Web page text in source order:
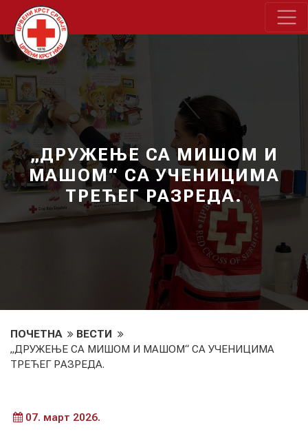
„ДРУЖЕЊЕ СА МИШОМ И
МАШОМ“ СА УЧЕНИЦИМА
ТРЕЋЕГ РАЗРЕДА.
ПОЧЕТНА
ВЕСТИ
„ДРУЖЕЊЕ СА МИШОМ И МАШОМ“ СА УЧЕНИЦИМА
ТРЕЋЕГ РАЗРЕДА.
07. март 2026.